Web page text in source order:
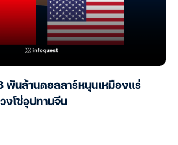
พันล้านดอลลาร์หนุนเหมืองแร่
โซ่อุปทานจีน